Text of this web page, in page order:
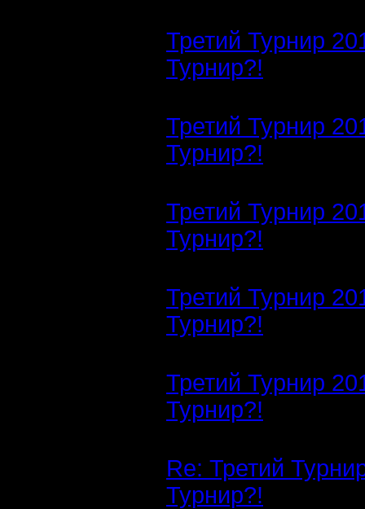
Третий Турнир
Турнир?!
Третий Турнир
Турнир?!
Третий Турнир
Турнир?!
Третий Турнир
Турнир?!
Третий Турнир
Турнир?!
Re: Третий
Турнир?!